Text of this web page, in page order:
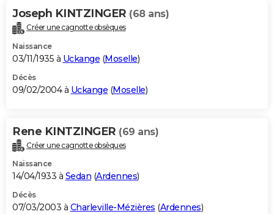
Joseph KINTZINGER (68 ans)
Créer une cagnotte obsèques
Naissance
03/11/1935 à Uckange (Moselle)
Décès
09/02/2004 à Uckange (Moselle)
Rene KINTZINGER (69 ans)
Créer une cagnotte obsèques
Naissance
14/04/1933 à Sedan (Ardennes)
Décès
07/03/2003 à Charleville-Mézières (Ardennes)